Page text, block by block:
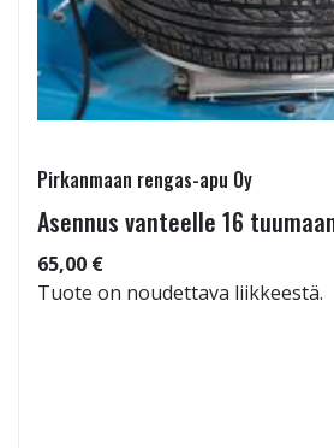
Pirkanmaan rengas-apu Oy
Asennus vanteelle 16
65,00 €
Tuote on noudettava liikkeestä.